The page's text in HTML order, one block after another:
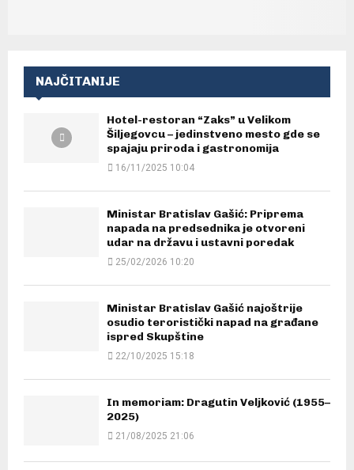
NAJČITANIJE
Hotel-restoran “Zaks” u Velikom
Šiljegovcu – jedinstveno mesto gde se
spajaju priroda i gastronomija
16/11/2025 10:04
Ministar Bratislav Gašić: Priprema
napada na predsednika je otvoreni
udar na državu i ustavni poredak
25/02/2026 10:20
Ministar Bratislav Gašić najoštrije
osudio teroristički napad na građane
ispred Skupštine
22/10/2025 15:18
In memoriam: Dragutin Veljković (1955–
2025)
21/08/2025 21:06